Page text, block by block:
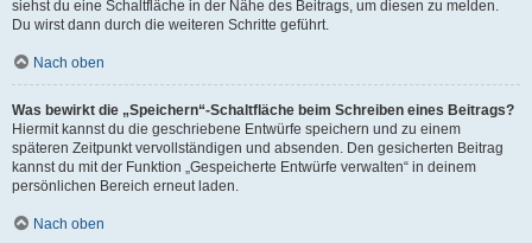
siehst du eine Schaltfläche in der Nähe des Beitrags, um diesen zu melden.
Du wirst dann durch die weiteren Schritte geführt.
Nach oben
Was bewirkt die „Speichern“-Schaltfläche beim Schreiben eines Beitrags?
Hiermit kannst du die geschriebene Entwürfe speichern und zu einem
späteren Zeitpunkt vervollständigen und absenden. Den gesicherten Beitrag
kannst du mit der Funktion „Gespeicherte Entwürfe verwalten“ in deinem
persönlichen Bereich erneut laden.
Nach oben